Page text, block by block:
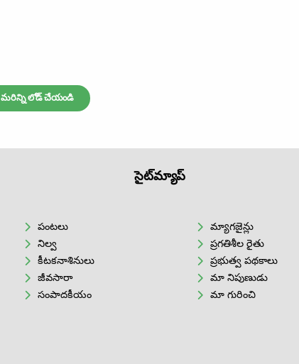
మరిన్ని లోడ్ చేయండి
సైట్‌మ్యాప్
పంటలు
నిల్వ
కీటకనాశినులు
జీవసారా
సంపాదకీయం
మ్యాగజైన్లు
ప్రగతిశీల రైతు
ప్రభుత్వ పథకాలు
మా నిపుణుడు
మా గురించి